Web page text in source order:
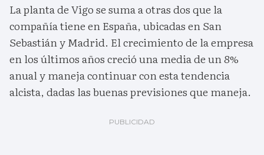
La planta de Vigo se suma a otras dos que la
compañía tiene en España, ubicadas en San
Sebastián y Madrid. El crecimiento de la empresa
en los últimos años creció una media de un 8%
anual y maneja continuar con esta tendencia
alcista, dadas las buenas previsiones que maneja.